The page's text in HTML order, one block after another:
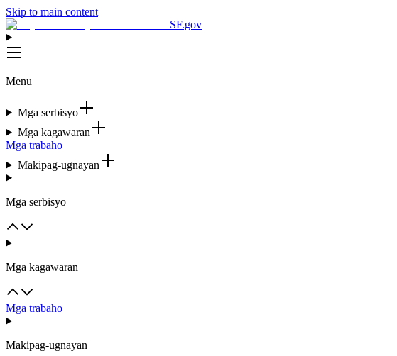
Skip to main content
SF.gov
Menu
Mga serbisyo
Mga kagawaran
Mga trabaho
Makipag-ugnayan
Mga serbisyo
Mga kagawaran
Mga trabaho
Makipag-ugnayan